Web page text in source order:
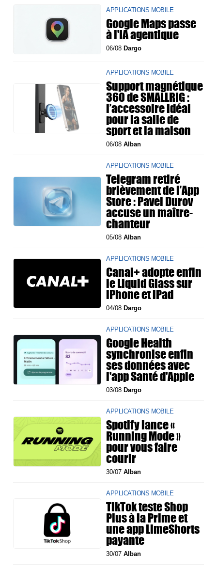
APPLICATIONS MOBILE
Google Maps passe
à l'IA agentique
06/08 Dargo
APPLICATIONS MOBILE
Support magnétique
360 de SMALLRIG :
l’accessoire idéal
pour la salle de
sport et la maison
06/08Alban
APPLICATIONS MOBILE
Telegram retiré
brièvement de l’App
Store : Pavel Durov
accuse un maître-
chanteur
05/08Alban
APPLICATIONS MOBILE
Canal+ adopte enfin
le Liquid Glass sur
iPhone et iPad
04/08 Dargo
APPLICATIONS MOBILE
Google Health
synchronise enfin
ses données avec
l'app Santé d'Apple
03/08 Dargo
APPLICATIONS MOBILE
Spotify lance «
Running Mode »
pour vous faire
courir
30/07Alban
APPLICATIONS MOBILE
TikTok teste Shop
Plus à la Prime et
une app LimeShorts
payante
30/07Alban